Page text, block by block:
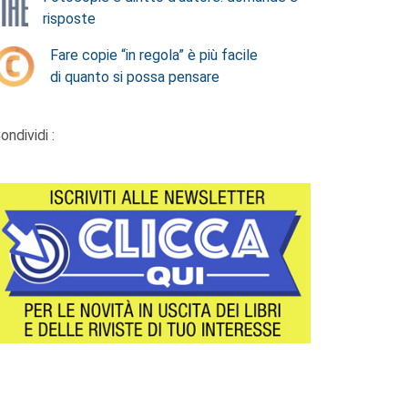
risposte
Fare copie “in regola” è più facile
di quanto si possa pensare
: